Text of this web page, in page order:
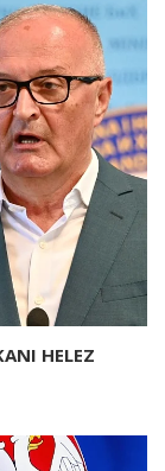
HELEZ